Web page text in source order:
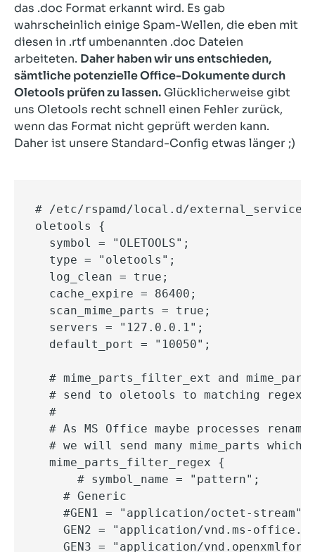
das .doc Format erkannt wird. Es gab
wahrscheinlich einige Spam-Wellen, die eben mit
diesen in .rtf umbenannten .doc Dateien
arbeiteten. Daher haben wir uns entschieden,
sämtliche potenzielle Office-Dokumente durch
Oletools prüfen zu lassen. Glücklicherweise gibt
uns Oletools recht schnell einen Fehler zurück,
wenn das Format nicht geprüft werden kann.
Daher ist unsere Standard-Config etwas länger ;)
# /etc/rspamd/local.d/
oletools {
  symbol = "OLETOOLS";
  type = "oletools";
  log_clean = true;
  cache_expire = 86400;
  scan_mime_parts = true;
  servers = "127.0.0.1";
  default_port = "10050";
# mime_parts_filter_ext and
# send to oletools to matching regex
  #
# As MS Office maybe processes
# we will send many mime_parts which
  mime_parts_filter_regex {
      # symbol_name = "pattern";
    # Generic
    #GEN1 = "application/octet-stream";
GEN2 = "application/vnd.ms-
GEN3 = "application/